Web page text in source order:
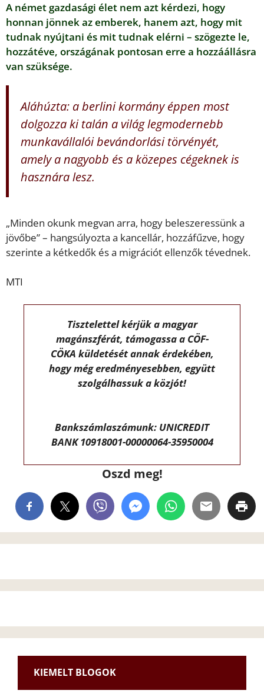
A német gazdasági élet nem azt kérdezi, hogy
honnan jönnek az emberek, hanem azt, hogy mit
tudnak nyújtani és mit tudnak elérni – szögezte le,
hozzátéve, országának pontosan erre a hozzáállásra
van szüksége.
Aláhúzta: a berlini kormány éppen most
dolgozza ki talán a világ legmodernebb
munkavállalói bevándorlási törvényét,
amely a nagyobb és a közepes cégeknek is
hasznára lesz.
„Minden okunk megvan arra, hogy beleszeressünk a
jövőbe” – hangsúlyozta a kancellár, hozzáfűzve, hogy
szerinte a kétkedők és a migrációt ellenzők tévednek.
MTI
Tisztelettel kérjük a magyar
magánszférát, támogassa a CÖF-
CÖKA küldetését annak érdekében,
hogy még eredményesebben, együtt
szolgálhassuk a közjót!
Bankszámlaszámunk: UNICREDIT
BANK 10918001-00000064-35950004
Oszd meg!
KIEMELT BLOGOK